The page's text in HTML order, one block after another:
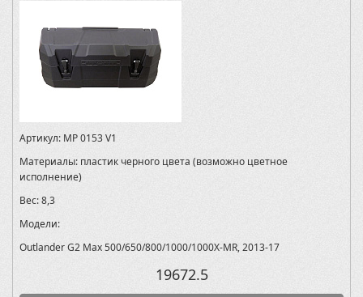
Артикул: MP 0153 V1
Материалы: пластик черного цвета (возможно цветное
исполнение)
Вес:8,3
Модели:
Outlander G2 Max 500/650/800/1000/1000X-MR, 2013-17
19672.5